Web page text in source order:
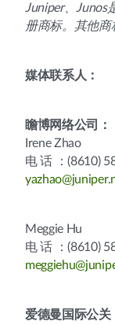
Juniper、Junos
册商标。其他商
媒体联系人：
瞻博网络公司：
Irene Zhao
电 话 ：(8610)
Meggie Hu
电 话 ：(8610)
爱德曼国际公关